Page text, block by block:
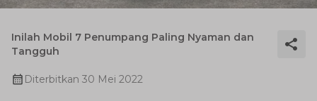
Inilah Mobil 7 Penumpang Paling Nyaman dan
Tangguh
Diterbitkan 30 Mei 2022